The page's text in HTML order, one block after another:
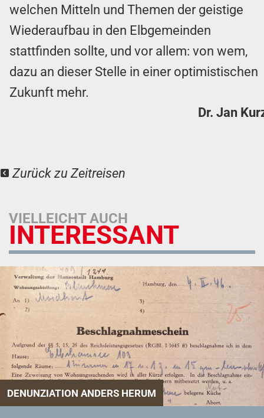
welchen Mitteln und Themen der geistige
Wiederaufbau in den Elbgemeinden
stattfinden sollte, und vor allem: von wem,
dazu an dieser Stelle in einer optimistischen
Zukunft mehr.
Dr. Jan
Zurück zu Zeitreisen
VIELLEICHT AUCH
INTERESSANT
DENUNZIATION ANDERS HERUM